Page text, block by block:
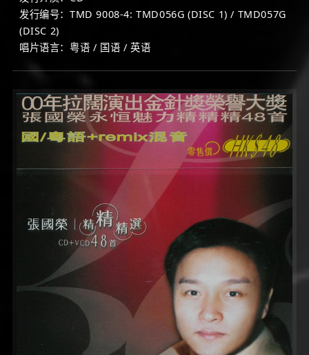
发行编号：TMD 9008-4: TMD056G (DISC 1) / TMD057G
(DISC 2)
唱片语言：粤语 / 国语 / 英语